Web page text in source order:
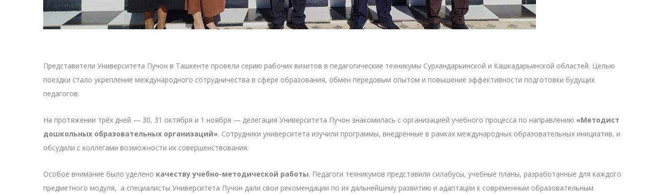
Представители Университета Пучон в Ташкенте провели серию рабочих визитов в педагогические техникумы Сурхандарьинской и Кашкадарьинской областей. Целью
поездки стало укрепление международного сотрудничества в сфере образования, обмен передовым опытом и повышение эффективности подготовки будущих
педагогов.
На протяжении трёх дней — 30, 31 октября и 1 ноября — делегация Университета Пучон знакомилась с организацией учебного процесса по направлению «Методист
дошкольных образовательных организаций». Сотрудники университета изучили программы, внедрённые в рамках международных образовательных инициатив, и
обсудили с коллегами возможности их совершенствования.
Особое внимание было уделено качеству учебно-методической работы. Педагоги техникумов представили силабусы, учебные планы, разработанные для каждого
предметного модуля, а специалисты Университета Пучон дали свои рекомендации по их дальнейшему развитию и адаптации к современным образовательным